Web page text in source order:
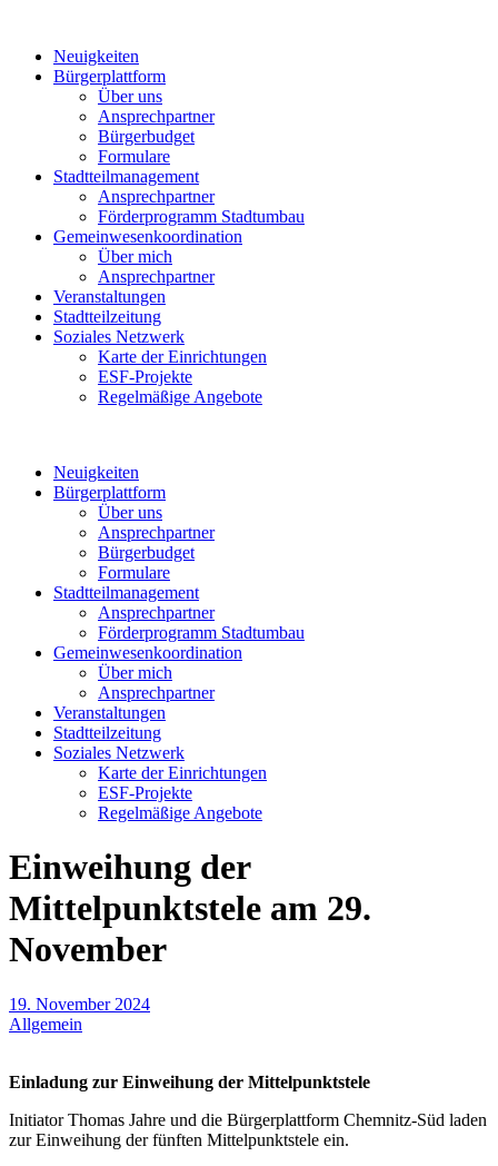
Neuigkeiten
Bürgerplattform
Über uns
Ansprechpartner
Bürgerbudget
Formulare
Stadtteilmanagement
Ansprechpartner
Förderprogramm Stadtumbau
Gemeinwesenkoordination
Über mich
Ansprechpartner
Veranstaltungen
Stadtteilzeitung
Soziales Netzwerk
Karte der Einrichtungen
ESF-Projekte
Regelmäßige Angebote
Neuigkeiten
Bürgerplattform
Über uns
Ansprechpartner
Bürgerbudget
Formulare
Stadtteilmanagement
Ansprechpartner
Förderprogramm Stadtumbau
Gemeinwesenkoordination
Über mich
Ansprechpartner
Veranstaltungen
Stadtteilzeitung
Soziales Netzwerk
Karte der Einrichtungen
ESF-Projekte
Regelmäßige Angebote
Einweihung der
Mittelpunktstele am 29.
November
19. November 2024
Allgemein
Einladung zur Einweihung der Mittelpunktstele
Initiator Thomas Jahre und die Bürgerplattform Chemnitz-Süd laden
zur Einweihung der fünften Mittelpunktstele ein.